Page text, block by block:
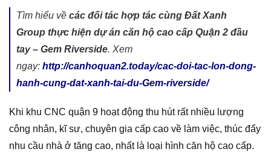
Tìm hiểu về các đối tác hợp tác cùng Đất Xanh
Group thực hiện dự án căn hộ cao cấp Quận 2 đầu
tay – Gem Riverside. Xem
ngay: http://canhoquan2.today/cac-doi-tac-lon-dong-
hanh-cung-dat-xanh-tai-du-Gem-riverside/
Khi khu CNC quận 9 hoạt động thu hút rất nhiều lượng
công nhân, kĩ sư, chuyên gia cấp cao về làm việc, thúc đẩy
nhu cầu nhà ở tăng cao, nhất là loại hình căn hộ cao cấp.